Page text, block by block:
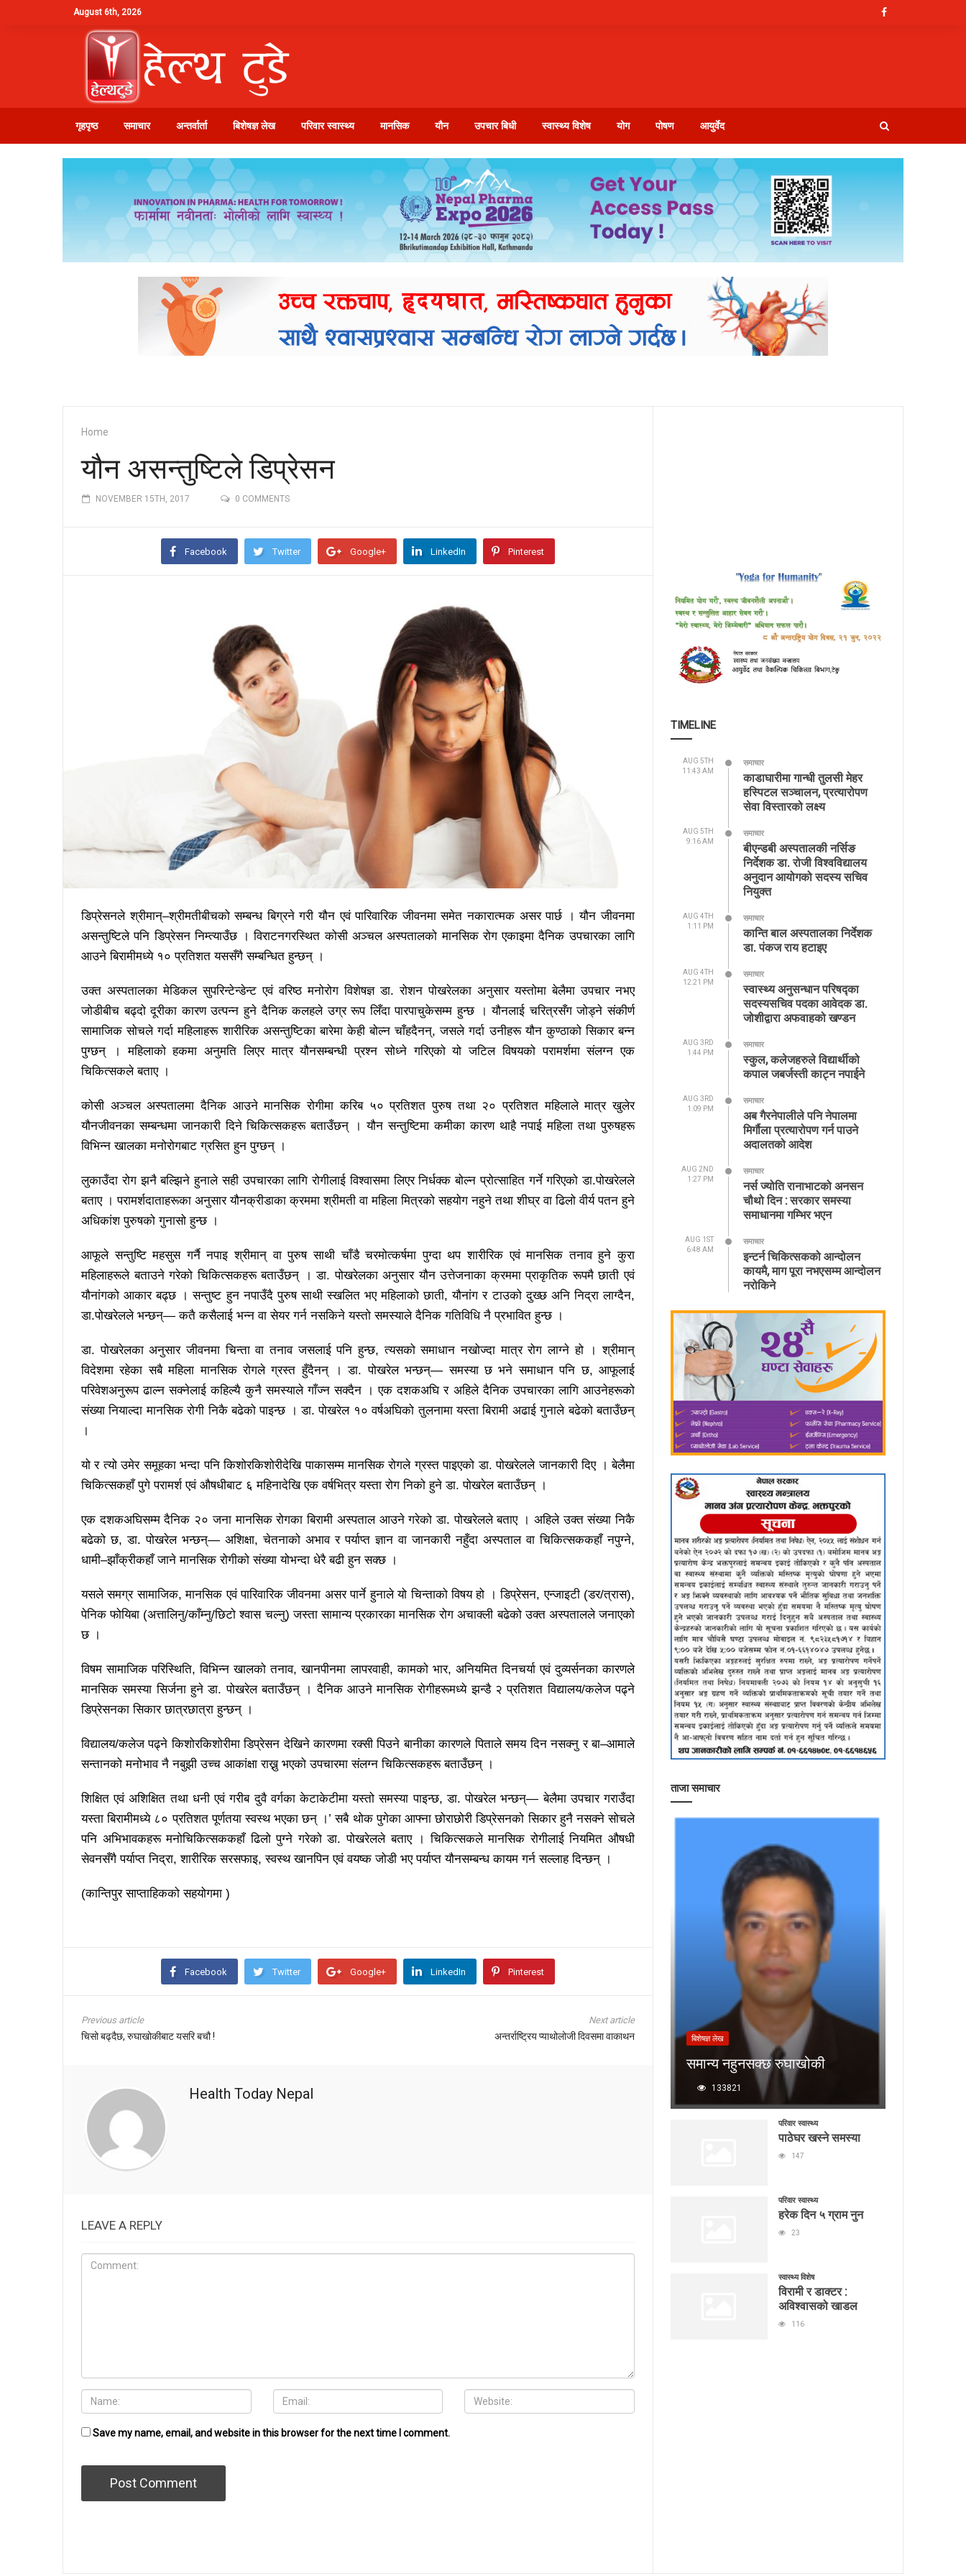
August 6th, 2026
गृहपृष्ठ समाचार अन्तर्वार्ता बिशेषज्ञ लेख परिवार स्वास्थ्य मानसिक यौन उपचार बिधी स्वास्थ्य विशेष योग पोषण आयुर्वेद
Home
यौन असन्तुष्टिले डिप्रेसन
NOVEMBER 15TH, 2017 0 COMMENTS
Facebook Twitter Google+ LinkedIn Pinterest
डिप्रेसनले श्रीमान्–श्रीमतीबीचको सम्बन्ध बिग्रने गरी यौन एवं पारिवारिक जीवनमा समेत नकारात्मक असर पार्छ । यौन जीवनमा
असन्तुष्टिले पनि डिप्रेसन निम्त्याउँछ । विराटनगरस्थित कोसी अञ्चल अस्पतालको मानसिक रोग एकाइमा दैनिक उपचारका लागि
आउने बिरामीमध्ये १० प्रतिशत यससँगै सम्बन्धित हुन्छन् ।
उक्त अस्पतालका मेडिकल सुपरिन्टेन्डेन्ट एवं वरिष्ठ मनोरोग विशेषज्ञ डा. रोशन पोखरेलका अनुसार यस्तोमा बेलैमा उपचार नभए
जोडीबीच बढ्दो दूरीका कारण उत्पन्न हुने दैनिक कलहले उग्र रूप लिँदा पारपाचुकेसम्म हुन्छ । यौनलाई चरित्रसँग जोड्ने संकीर्ण
सामाजिक सोचले गर्दा महिलाहरू शारीरिक असन्तुष्टिका बारेमा केही बोल्न चाँहदैनन्, जसले गर्दा उनीहरू यौन कुण्ठाको सिकार बन्न
पुग्छन् । महिलाको हकमा अनुमति लिएर मात्र यौनसम्बन्धी प्रश्न सोध्ने गरिएको यो जटिल विषयको परामर्शमा संलग्न एक
चिकित्सकले बताए ।
कोसी अञ्चल अस्पतालमा दैनिक आउने मानसिक रोगीमा करिब ५० प्रतिशत पुरुष तथा २० प्रतिशत महिलाले मात्र खुलेर
यौनजीवनका सम्बन्धमा जानकारी दिने चिकित्सकहरू बताउँछन् । यौन सन्तुष्टिमा कमीका कारण थाहै नपाई महिला तथा पुरुषहरू
विभिन्न खालका मनोरोगबाट ग्रसित हुन पुग्छन् ।
लुकाउँदा रोग झनै बल्झिने हुनाले सही उपचारका लागि रोगीलाई विश्वासमा लिएर निर्धक्क बोल्न प्रोत्साहित गर्ने गरिएको डा.पोखरेलले
बताए । परामर्शदाताहरूका अनुसार यौनक्रीडाका क्रममा श्रीमती वा महिला मित्रको सहयोग नहुने तथा शीघ्र वा ढिलो वीर्य पतन हुने
अधिकांश पुरुषको गुनासो हुन्छ ।
आफूले सन्तुष्टि महसुस गर्नै नपाइ श्रीमान् वा पुरुष साथी चाँडै चरमोत्कर्षमा पुग्दा थप शारीरिक एवं मानसिक तनाव हुने कुरा
महिलाहरूले बताउने गरेको चिकित्सकहरू बताउँछन् । डा. पोखरेलका अनुसार यौन उत्तेजनाका क्रममा प्राकृतिक रूपमै छाती एवं
यौनांगको आकार बढ्छ । सन्तुष्ट हुन नपाउँदै पुरुष साथी स्खलित भए महिलाको छाती, यौनांग र टाउको दुख्छ अनि निद्रा लाग्दैन,
डा.पोखरेलले भन्छन्— कतै कसैलाई भन्न वा सेयर गर्न नसकिने यस्तो समस्याले दैनिक गतिविधि नै प्रभावित हुन्छ ।
डा. पोखरेलका अनुसार जीवनमा चिन्ता वा तनाव जसलाई पनि हुन्छ, त्यसको समाधान नखोज्दा मात्र रोग लाग्ने हो । श्रीमान्
विदेशमा रहेका सबै महिला मानसिक रोगले ग्रस्त हुँदैनन् । डा. पोखरेल भन्छन्— समस्या छ भने समाधान पनि छ, आफूलाई
परिवेशअनुरूप ढाल्न सक्नेलाई कहिल्यै कुनै समस्याले गाँज्न सक्दैन । एक दशकअघि र अहिले दैनिक उपचारका लागि आउनेहरूको
संख्या नियाल्दा मानसिक रोगी निकै बढेको पाइन्छ । डा. पोखरेल १० वर्षअघिको तुलनामा यस्ता बिरामी अढाई गुनाले बढेको बताउँछन्
।
यो र त्यो उमेर समूहका भन्दा पनि किशोरकिशोरीदेखि पाकासम्म मानसिक रोगले ग्रस्त पाइएको डा. पोखरेलले जानकारी दिए । बेलैमा
चिकित्सकहाँ पुगे परामर्श एवं औषधीबाट ६ महिनादेखि एक वर्षभित्र यस्ता रोग निको हुने डा. पोखरेल बताउँछन् ।
एक दशकअघिसम्म दैनिक २० जना मानसिक रोगका बिरामी अस्पताल आउने गरेको डा. पोखरेलले बताए । अहिले उक्त संख्या निकै
बढेको छ, डा. पोखरेल भन्छन्— अशिक्षा, चेतनाको अभाव र पर्याप्त ज्ञान वा जानकारी नहुँदा अस्पताल वा चिकित्सककहाँ नपुग्ने,
धामी–झाँक्रीकहाँ जाने मानसिक रोगीको संख्या योभन्दा धेरै बढी हुन सक्छ ।
यसले समग्र सामाजिक, मानसिक एवं पारिवारिक जीवनमा असर पार्ने हुनाले यो चिन्ताको विषय हो । डिप्रेसन, एन्जाइटी (डर/त्रास),
पेनिक फोयिबा (अत्तालिनु/काँम्नु/छिटो श्वास चल्नु) जस्ता सामान्य प्रकारका मानसिक रोग अचाक्ली बढेको उक्त अस्पतालले जनाएको
छ ।
विषम सामाजिक परिस्थिति, विभिन्न खालको तनाव, खानपीनमा लापरवाही, कामको भार, अनियमित दिनचर्या एवं दुव्यर्सनका कारणले
मानसिक समस्या सिर्जना हुने डा. पोखरेल बताउँछन् । दैनिक आउने मानसिक रोगीहरूमध्ये झन्डै २ प्रतिशत विद्यालय/कलेज पढ्ने
डिप्रेसनका सिकार छात्रछात्रा हुन्छन् ।
विद्यालय/कलेज पढ्ने किशोरकिशोरीमा डिप्रेसन देखिने कारणमा रक्सी पिउने बानीका कारणले पिताले समय दिन नसक्नु र बा–आमाले
सन्तानको मनोभाव नै नबुझी उच्च आकांक्षा राख्नु भएको उपचारमा संलग्न चिकित्सकहरू बताउँछन् ।
शिक्षित एवं अशिक्षित तथा धनी एवं गरीब दुवै वर्गका केटाकेटीमा यस्तो समस्या पाइन्छ, डा. पोखरेल भन्छन्— बेलैमा उपचार गराउँदा
यस्ता बिरामीमध्ये ८० प्रतिशत पूर्णतया स्वस्थ भएका छन् ।’ सबै थोक पुगेका आफ्ना छोराछोरी डिप्रेसनको सिकार हुनै नसक्ने सोचले
पनि अभिभावकहरू मनोचिकित्सककहाँ ढिलो पुग्ने गरेको डा. पोखरेलले बताए । चिकित्सकले मानसिक रोगीलाई नियमित औषधी
सेवनसँगै पर्याप्त निद्रा, शारीरिक सरसफाइ, स्वस्थ खानपिन एवं वयष्क जोडी भए पर्याप्त यौनसम्बन्ध कायम गर्न सल्लाह दिन्छन् ।
(कान्तिपुर साप्ताहिकको सहयोगमा )
Facebook Twitter Google+ LinkedIn Pinterest
Previous article
चिसो बढ्दैछ, रुघाखोकीबाट यसरि बचौ !
Next article
अन्तर्राष्ट्रिय प्याथोलोजी दिवसमा वाकाथन
Health Today Nepal
LEAVE A REPLY
Save my name, email, and website in this browser for the next time I comment.
TIMELINE
AUG 5TH
11:43 AM
समाचार
काडाघारीमा गान्धी तुलसी मेहर
हस्पिटल सञ्चालन, प्रत्यारोपण
सेवा विस्तारको लक्ष्य
AUG 5TH
9:16 AM
समाचार
बीएन्डबी अस्पतालकी नर्सिङ
निर्देशक डा. रोजी विश्वविद्यालय
अनुदान आयोगको सदस्य सचिव
नियुक्त
AUG 4TH
1:11 PM
समाचार
कान्ति बाल अस्पतालका निर्देशक
डा. पंकज राय हटाइए
AUG 4TH
12:21 PM
समाचार
स्वास्थ्य अनुसन्धान परिषद्का
सदस्यसचिव पदका आवेदक डा.
जोशीद्वारा अफवाहको खण्डन
AUG 3RD
1:44 PM
समाचार
स्कुल, कलेजहरुले विद्यार्थीको
कपाल जबर्जस्ती काट्न नपाईने
AUG 3RD
1:09 PM
समाचार
अब गैरनेपालीले पनि नेपालमा
मिर्गौला प्रत्यारोपण गर्न पाउने
अदालतको आदेश
AUG 2ND
1:27 PM
समाचार
नर्स ज्योति रानाभाटको अनसन
चौथो दिन : सरकार समस्या
समाधानमा गम्भिर भएन
AUG 1ST
6:48 AM
समाचार
इन्टर्न चिकित्सकको आन्दोलन
कायमै, माग पूरा नभएसम्म आन्दोलन
नरोकिने
ताजा समाचार
बिशेषज्ञ लेख
समान्य नहुनसक्छ रुघाखोकी
133821
परिवार स्वास्थ्य
पाठेघर खस्ने समस्या
147
परिवार स्वास्थ्य
हरेक दिन ५ ग्राम नुन
23
स्वास्थ्य विशेष
विरामी र डाक्टर :
अविश्वासको खाडल
116